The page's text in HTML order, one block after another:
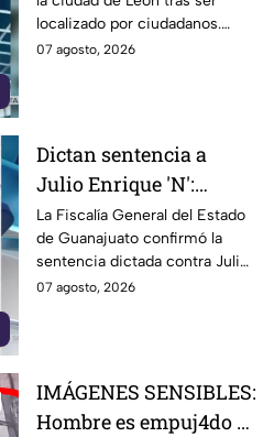
ciudad de León
localizado por ciudadanos.
Autoridades de Protección
07 agosto, 2026
Dictan sentencia a
Julio Enrique 'N':
Fiscalía de Guanajuato
confirma la condena
La Fiscalía General del Estado
de Guanajuato confirmó la
sentencia dictada contra Julio
Enrique ‘N’. Conoce los
07 agosto, 2026
IMÁGENES SENSIBLES:
Hombre es empuj4do y